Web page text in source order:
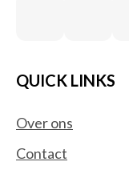
QUICK LINKS
Over ons
Contact